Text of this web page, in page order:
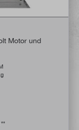
Motor und